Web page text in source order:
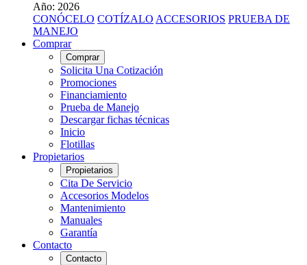
Año: 2026
CONÓCELO COTÍZALO ACCESORIOS PRUEBA DE
MANEJO
Comprar
Comprar
Solicita Una Cotización
Promociones
Financiamiento
Prueba de Manejo
Descargar fichas técnicas
Inicio
Flotillas
Propietarios
Propietarios
Cita De Servicio
Accesorios Modelos
Mantenimiento
Manuales
Garantía
Contacto
Contacto